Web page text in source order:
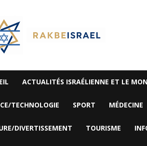
ACTUALITÉS ISRAÉLIENNE ET LE
TECHNOLOGIE SPORT MÉDECINE
DIVERTISSEMENT TOURISME